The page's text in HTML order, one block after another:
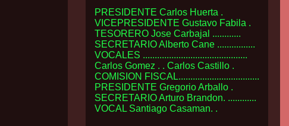
PRESIDENTE Carlos Huerta .
VICEPRESIDENTE Gustavo Fabila .
TESORERO Jose Carbajal ............
SECRETARIO Alberto Cane ................
VOCALES ............................................
Carlos Gomez . . Carlos Castillo .
COMISION FISCAL..................................
PRESIDENTE Gregorio Arballo .
SECRETARIO Arturo Brandon. ............
VOCAL Santiago Casaman. .